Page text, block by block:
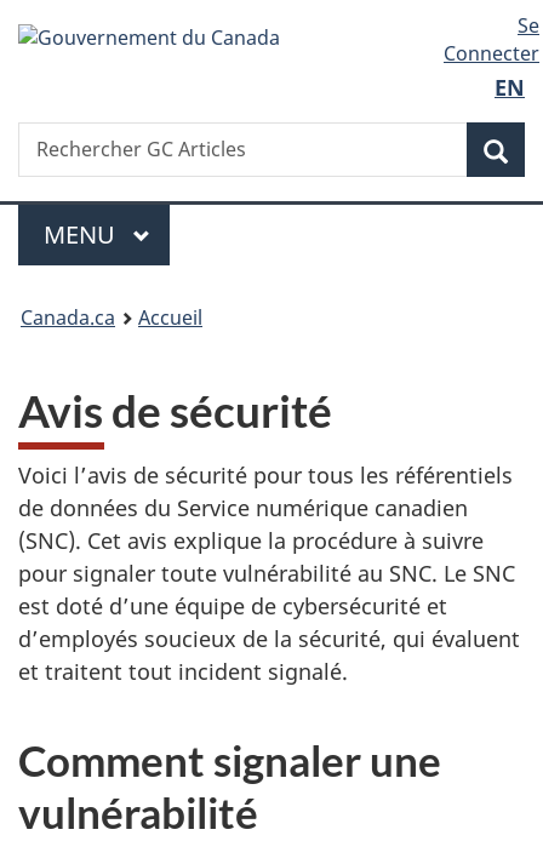
au
Se
Connecter
EN
Rechercher
Rechercher
Menu
PRINCIPAL
MENU
êtes
ici
:
Canada.ca Accueil
Avis de sécurité
Voici l’avis de sécurité pour tous les référentiels
de données du Service numérique canadien
(SNC). Cet avis explique la procédure à suivre
pour signaler toute vulnérabilité au SNC. Le SNC
est doté d’une équipe de cybersécurité et
d’employés soucieux de la sécurité, qui évaluent
et traitent tout incident signalé.
Comment signaler une
vulnérabilité